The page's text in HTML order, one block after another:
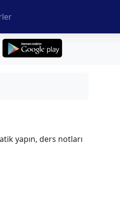
yapın, ders notları